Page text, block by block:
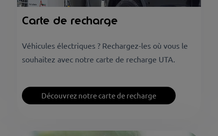
Carte de recharge
Véhicules électriques ? Rechargez-les où vous le
souhaitez avec notre carte de recharge UTA.
Découvrez notre carte de recharge